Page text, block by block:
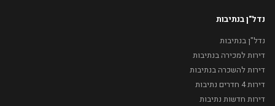
נדל"ן בנתיבות
נדל"ן בנתיבות
דירות למכירה בנתיבות
דירות להשכרה בנתיבות
דירות 4 חדרים נתיבות
דירות חדשות נתיבות